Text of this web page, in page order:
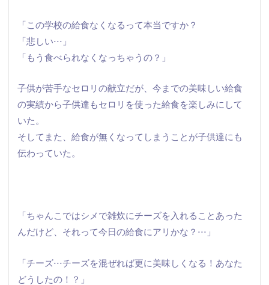
「この学校の給食なくなるって本当ですか？
「悲しい⋅⋅⋅」
「もう食べられなくなっちゃうの？」
子供が苦手なセロリの献立だが、今までの美味しい給食
の実績から子供達もセロリを使った給食を楽 しみにして
いた。
そしてまた、給食が無くなってしまうことが子供達にも
伝わっていた。
「ちゃんこではシメで雑炊にチーズを入れることあった
んだけど、 それって今日の給食にアリかな？⋅⋅⋅」
「チーズ⋅⋅⋅チーズを混ぜれば更に美味しくなる！ あなた
どうしたの！？」